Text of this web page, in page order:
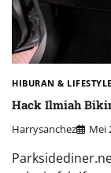
HIBURAN & LIFESTYLE
Hack Ilmiah
Harrysanchez Mei